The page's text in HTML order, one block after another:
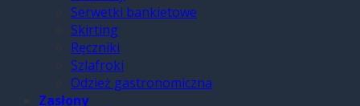
Serwetki bankietowe
Skirting
Ręczniki
Szlafroki
Odzież gastronomiczna
Zasłony